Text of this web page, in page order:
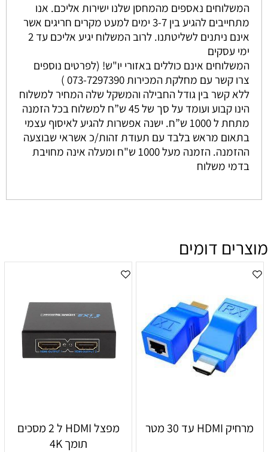
המשלוחים נאספים מהמחסן שלנו ישירות אליכם. אנו
מתחייבים להגיע בין 3-7 ימים למעט מקרים חריגים אשר
אינם ניתנים לשליטתנו. לרוב המשלוח יגיע אליכם עד 2
ימי עסקים
המשלוחים אינם כוללים באזורי יו"ש! (לפרטים נוספים
צרו קשר עם מחלקת המכירות 073-7297390 )
ללא קשר בין גודל החבילה והמשקל שלה המחיר למשלוח
הינו קבוע ועומד על סך של 45 ש”ח למשלוח בכל הזמנה
מתחת ל 1000 ש”ח. ישנה אפשרות להגיע לאיסוף עצמי
בתאום מראש בלבד עם תעודת זהות/כ אשראי שבוצעה
ההזמנה. הזמנה מעל 1000 ש"ח ומעלה אינה מחויבת
בדמי משלוח
מוצרים דומים
מרחיק HDMI עד 30 מטר
מפצל HDMI ל 2 מסכים
תומך 4K